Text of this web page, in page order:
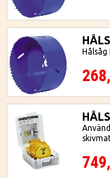
Hålsåg